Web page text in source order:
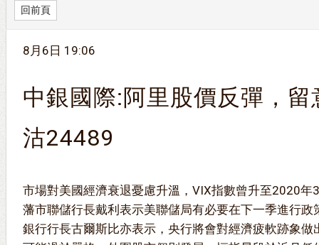
回前頁
8月6日 19:06
中銀國際:阿里股價反彈，
沽24489
市場對美國經濟衰退憂慮升溫，VIX指數曾升至2020年
藩市聯儲行長戴利表示美聯儲局有必要在下一季進行政
銀行行長古爾斯比亦表示，央行將會對經濟疲軟跡象做